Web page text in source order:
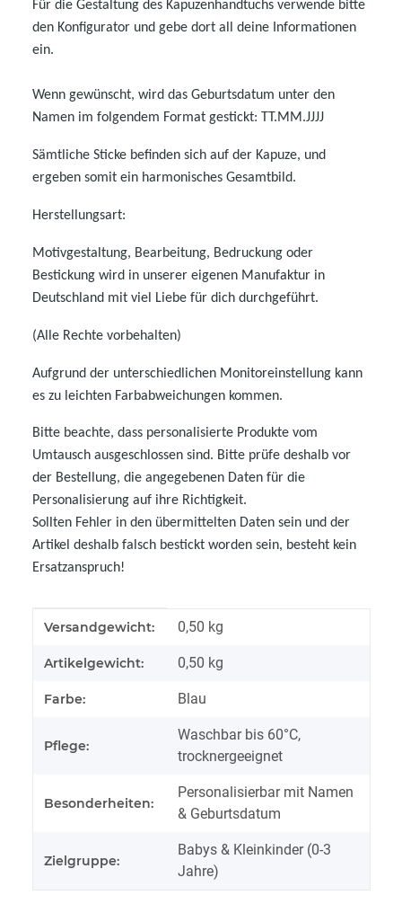
Für die Gestaltung des Kapuzenhandtuchs verwende bitte
den Konfigurator und gebe dort all deine Informationen
ein.
Wenn gewünscht, wird das Geburtsdatum unter den
Namen im folgendem Format gestickt: TT.MM.JJJJ
Sämtliche Sticke befinden sich auf der Kapuze, und
ergeben somit ein harmonisches Gesamtbild.
Herstellungsart:
Motivgestaltung, Bearbeitung, Bedruckung oder
Bestickung wird in unserer eigenen Manufaktur in
Deutschland mit viel Liebe für dich durchgeführt.
(Alle Rechte vorbehalten)
Aufgrund der unterschiedlichen Monitoreinstellung kann
es zu leichten Farbabweichungen kommen.
Bitte beachte, dass personalisierte Produkte vom
Umtausch ausgeschlossen sind. Bitte prüfe deshalb vor
der Bestellung, die angegebenen Daten für die
Personalisierung auf ihre Richtigkeit.
Sollten Fehler in den übermittelten Daten sein und der
Artikel deshalb falsch bestickt worden sein, besteht kein
Ersatzanspruch!
Produkteigenschaft
Wert
Versandgewicht: 0,50 kg
Artikelgewicht: 0,50 kg
Farbe: Blau
Pflege:
Waschbar bis 60°C,
trocknergeeignet
Besonderheiten:
Personalisierbar mit Namen
& Geburtsdatum
Zielgruppe:
Babys & Kleinkinder (0-3
Jahre)